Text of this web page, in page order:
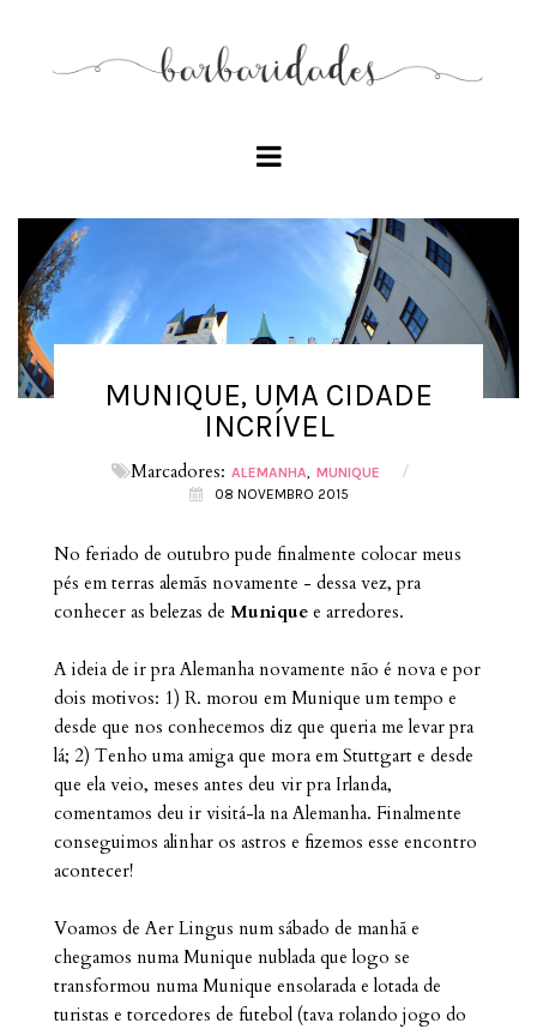
MUNIQUE, UMA CIDADE
INCRÍVEL
Marcadores: ALEMANHA MUNIQUE /
08 NOVEMBRO 2015
No feriado de outubro pude finalmente colocar meus
pés em terras alemãs novamente - dessa vez, pra
conhecer as belezas de Munique e arredores.
A ideia de ir pra Alemanha novamente não é nova e por
dois motivos: 1) R. morou em Munique um tempo e
desde que nos conhecemos diz que queria me levar pra
lá; 2) Tenho uma amiga que mora em Stuttgart e desde
que ela veio, meses antes deu vir pra Irlanda,
comentamos deu ir visitá-la na Alemanha. Finalmente
conseguimos alinhar os astros e fizemos esse encontro
acontecer!
Voamos de Aer Lingus num sábado de manhã e
chegamos numa Munique nublada que logo se
transformou numa Munique ensolarada e lotada de
turistas e torcedores de futebol (tava rolando jogo do